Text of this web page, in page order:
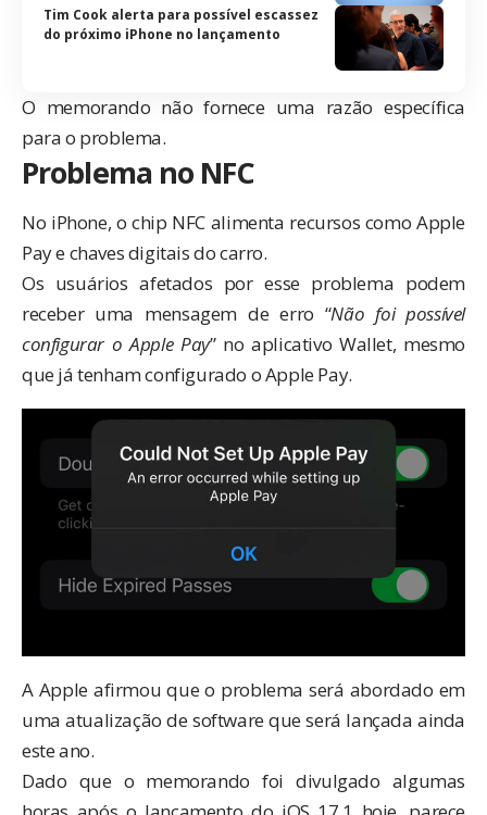
Tim Cook alerta para possível escassez
do próximo iPhone no lançamento
O memorando não fornece uma razão específica
para o problema.
Problema no NFC
No iPhone, o chip NFC alimenta recursos como Apple
Pay e chaves digitais do carro.
Os usuários afetados por esse problema podem
receber uma mensagem de erro “Não foi possível
configurar o Apple Pay” no aplicativo Wallet, mesmo
que já tenham configurado o Apple Pay.
A Apple afirmou que o problema será abordado em
uma atualização de software que será lançada ainda
este ano.
Dado que o memorando foi divulgado algumas